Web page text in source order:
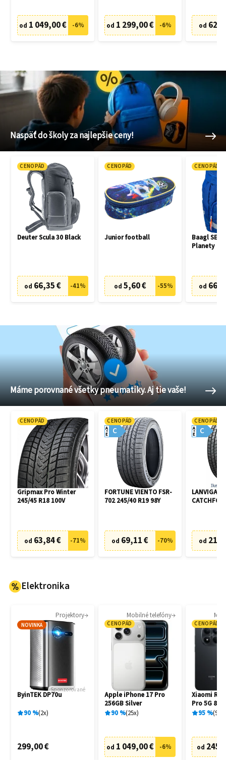
od 1 049,00 € -6% od 1 299,00 € -6% od
Naspäť do školy za najlepšie ceny!
CENOPÁD
Deuter Scula 30 Black
od 66,35 € -41%
CENOPÁD
Junior football
od 5,60 € -55%
CENOPÁD
Baagl SET
Planety
od
Máme porovnané všetky pneumatiky. Aj tie vaše!
CENOPÁD
Gripmax Pro Winter
245/45 R18 100V
od 63,84 € -71%
CENOPÁD
C
A
E
FORTUNE VIENTO FSR-
702 245/40 R19 98Y
od 69,11 € -70%
CENOPÁD
C
A
E
od
Elektronika
Projektory
NOVINKA
Sponzorované
ByinTEK DP70u
90% 2x
299,00 €
Mobilné telefóny
CENOPÁD
Apple iPhone 17 Pro
256GB Silver
90% 25x
od 1 049,00 € -6%
CENOPÁD
Xiaomi
Pro 5G
Black
95% 94
od